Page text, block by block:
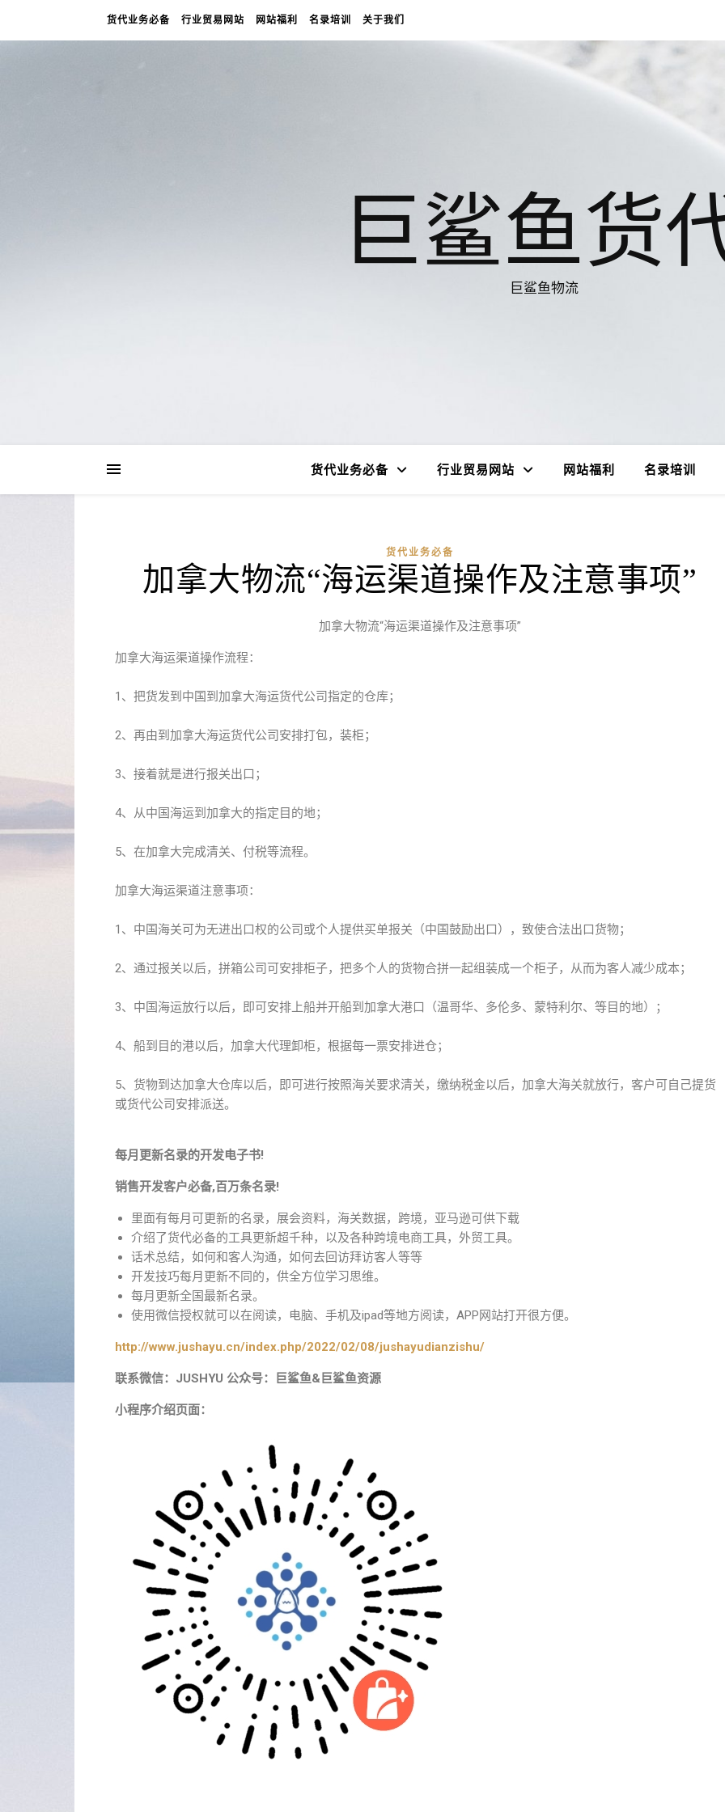
货代业务必备 行业贸易网站 网站福利 名录培训 关于我们
巨鲨鱼货
巨鲨鱼物流
货代业务必备 行业贸易网站 网站福利 名录培训
货代业务必备
加拿大物流“海运渠道操作及注意事项”
加拿大物流“海运渠道操作及注意事项”
加拿大海运渠道操作流程：
1、把货发到中国到加拿大海运货代公司指定的仓库；
2、再由到加拿大海运货代公司安排打包，装柜；
3、接着就是进行报关出口；
4、从中国海运到加拿大的指定目的地；
5、在加拿大完成清关、付税等流程。
加拿大海运渠道注意事项：
1、中国海关可为无进出口权的公司或个人提供买单报关（中国鼓励出口），致使合法出口货物；
2、通过报关以后，拼箱公司可安排柜子，把多个人的货物合拼一起组装成一个柜子，从而为客人减少成本；
3、中国海运放行以后，即可安排上船并开船到加拿大港口（温哥华、多伦多、蒙特利尔、等目的地）；
4、船到目的港以后，加拿大代理卸柜，根据每一票安排进仓；
5、货物到达加拿大仓库以后，即可进行按照海关要求清关，缴纳税金以后，加拿大海关就放行，客户可自己提货
或货代公司安排派送。
每月更新名录的开发电子书!
销售开发客户必备,百万条名录!
里面有每月可更新的名录，展会资料，海关数据，跨境，亚马逊可供下载
介绍了货代必备的工具更新超千种，以及各种跨境电商工具，外贸工具。
话术总结，如何和客人沟通，如何去回访拜访客人等等
开发技巧每月更新不同的，供全方位学习思维。
每月更新全国最新名录。
使用微信授权就可以在阅读，电脑、手机及ipad等地方阅读，APP网站打开很方便。
http://www.jushayu.cn/index.php/2022/02/08/jushayudianzishu/
联系微信：JUSHYU 公众号：巨鲨鱼&巨鲨鱼资源
小程序介绍页面：